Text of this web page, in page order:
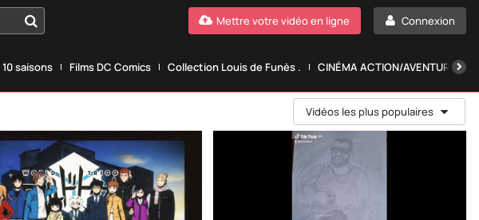
Connexion
Mettre votre vidéo en ligne
10 saisons Films DC Comics Collection Louis de Funès . CINÉMA ACTION/AVENTURE.
Vidéos les plus populaires